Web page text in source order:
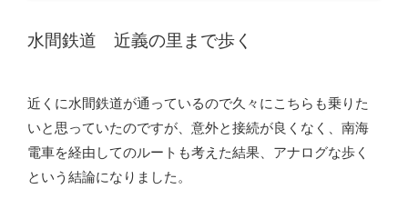
水間鉄道 近義の里まで歩く
近くに水間鉄道が通っているので久々にこちらも乗りた
いと思っていたのですが、意外と接続が良くなく、南海
電車を経由してのルートも考えた結果、アナログな歩く
という結論になりました。